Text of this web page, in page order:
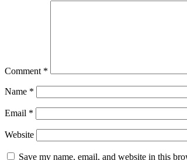
Comment *
Name *
Email *
Website
Save my name, email, and website in this